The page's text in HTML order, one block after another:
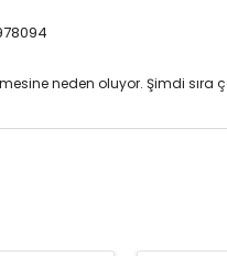
neden oluyor. Şimdi sıra